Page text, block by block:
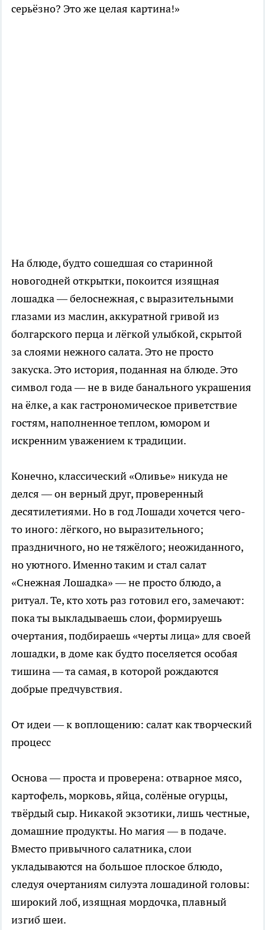
серьёзно? Это же целая картина!»
На блюде, будто сошедшая со старинной
новогодней открытки, покоится изящная
лошадка — белоснежная, с выразительными
глазами из маслин, аккуратной гривой из
болгарского перца и лёгкой улыбкой, скрытой
за слоями нежного салата. Это не просто
закуска. Это история, поданная на блюде. Это
символ года — не в виде банального украшения
на ёлке, а как гастрономическое приветствие
гостям, наполненное теплом, юмором и
искренним уважением к традиции.
Конечно, классический «Оливье» никуда не
делся — он верный друг, проверенный
десятилетиями. Но в год Лошади хочется чего-
то иного: лёгкого, но выразительного;
праздничного, но не тяжёлого; неожиданного,
но уютного. Именно таким и стал салат
«Снежная Лошадка» — не просто блюдо, а
ритуал. Те, кто хоть раз готовил его, замечают:
пока ты выкладываешь слои, формируешь
очертания, подбираешь «черты лица» для своей
лошадки, в доме как будто поселяется особая
тишина — та самая, в которой рождаются
добрые предчувствия.
От идеи — к воплощению: салат как творческий
процесс
Основа — проста и проверена: отварное мясо,
картофель, морковь, яйца, солёные огурцы,
твёрдый сыр. Никакой экзотики, лишь честные,
домашние продукты. Но магия — в подаче.
Вместо привычного салатника, слои
укладываются на большое плоское блюдо,
следуя очертаниям силуэта лошадиной головы:
широкий лоб, изящная мордочка, плавный
изгиб шеи.